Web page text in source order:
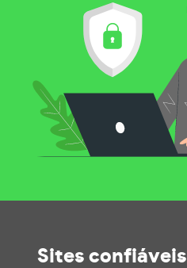
Sites confiáveis